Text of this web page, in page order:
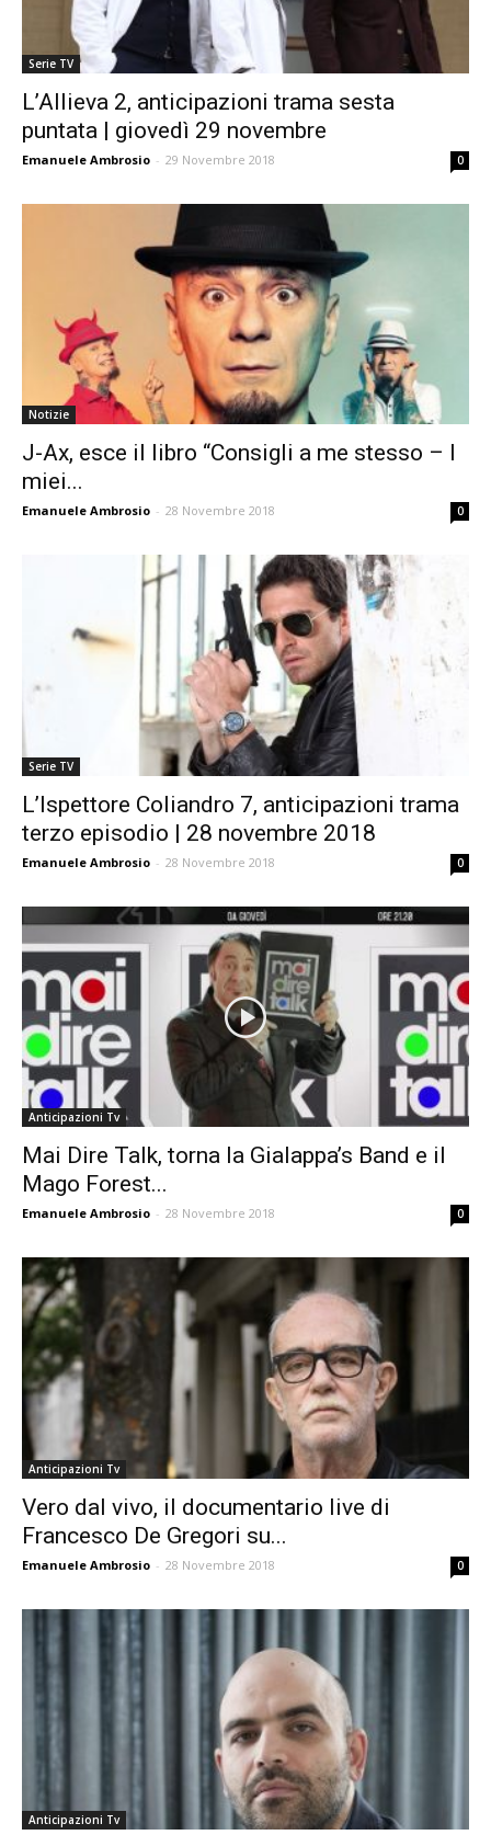
Serie TV
L’Allieva 2, anticipazioni trama sesta
puntata | giovedì 29 novembre
Emanuele Ambrosio - 29 Novembre 2018 0
Notizie
J-Ax, esce il libro “Consigli a me stesso – I
miei...
Emanuele Ambrosio - 28 Novembre 2018 0
Serie TV
L’Ispettore Coliandro 7, anticipazioni trama
terzo episodio | 28 novembre 2018
Emanuele Ambrosio - 28 Novembre 2018 0
Anticipazioni Tv
Mai Dire Talk, torna la Gialappa’s Band e il
Mago Forest...
Emanuele Ambrosio - 28 Novembre 2018 0
Anticipazioni Tv
Vero dal vivo, il documentario live di
Francesco De Gregori su...
Emanuele Ambrosio - 28 Novembre 2018 0
Anticipazioni Tv